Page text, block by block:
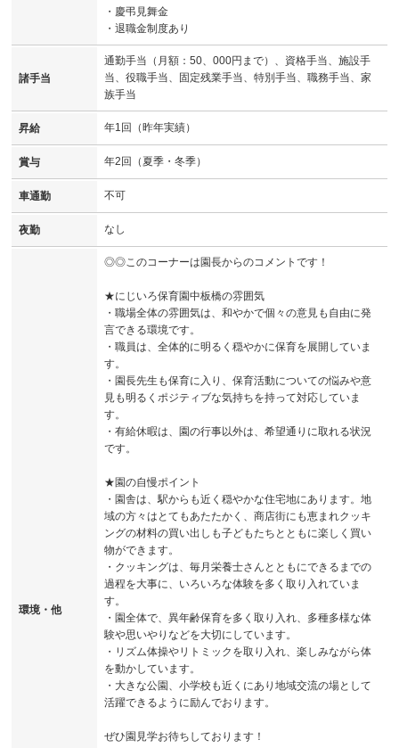
・慶弔見舞金
・退職金制度あり
諸手当
通勤手当（月額：50、000円まで）、資格手当、施設手
当、役職手当、固定残業手当、特別手当、職務手当、家
族手当
昇給 年1回（昨年実績）
賞与 年2回（夏季・冬季）
車通勤 不可
夜勤 なし
環境・他
◎◎このコーナーは園長からのコメントです！
★にじいろ保育園中板橋の雰囲気
・職場全体の雰囲気は、和やかで個々の意見も自由に発
言できる環境です。
・職員は、全体的に明るく穏やかに保育を展開していま
す。
・園長先生も保育に入り、保育活動についての悩みや意
見も明るくポジティブな気持ちを持って対応していま
す。
・有給休暇は、園の行事以外は、希望通りに取れる状況
です。
★園の自慢ポイント
・園舎は、駅からも近く穏やかな住宅地にあります。地
域の方々はとてもあたたかく、商店街にも恵まれクッキ
ングの材料の買い出しも子どもたちとともに楽しく買い
物ができます。
・クッキングは、毎月栄養士さんとともにできるまでの
過程を大事に、いろいろな体験を多く取り入れていま
す。
・園全体で、異年齢保育を多く取り入れ、多種多様な体
験や思いやりなどを大切にしています。
・リズム体操やリトミックを取り入れ、楽しみながら体
を動かしています。
・大きな公園、小学校も近くにあり地域交流の場として
活躍できるように励んでおります。
ぜひ園見学お待ちしております！